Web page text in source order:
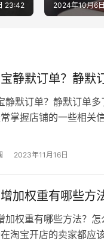
术服务费”，返还比
个不错的创业方式
容分享了分享了速卖
么？
件？
23:42 2024年10月6
静默订单？静默
静默订单？静默订
掌握店铺的一些相关
2023年11月16日
加权重有哪些方
加权重有哪些方法
淘宝开店的卖家都应